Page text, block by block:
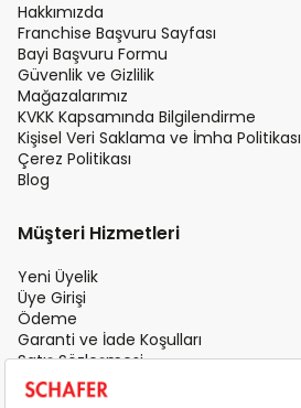
Hakkımızda
Franchise Başvuru Sayfası
Bayi Başvuru Formu
Güvenlik ve Gizlilik
Mağazalarımız
KVKK Kapsamında Bilgilendirme
Kişisel Veri Saklama ve İmha Politikası
Çerez Politikası
Blog
Müşteri Hizmetleri
Yeni Üyelik
Üye Girişi
Ödeme
Garanti ve İade Koşulları
Satış Sözleşmesi
Üyelik Sözleşmesi
İletişim